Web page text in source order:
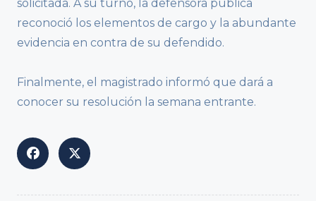
solicitada. A su turno, la defensora pública
reconoció los elementos de cargo y la abundante
evidencia en contra de su defendido.
Finalmente, el magistrado informó que dará a
conocer su resolución la semana entrante.